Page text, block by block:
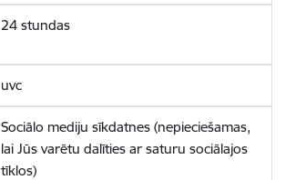
24 stundas
uvc
Sociālo mediju sīkdatnes (nepieciešamas,
lai Jūs varētu dalīties ar saturu sociālajos
tīklos)